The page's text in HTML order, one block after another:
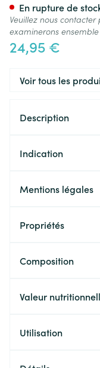
24,95 €
En rupture de
Veuillez nous
examinerons ensemble
Voir tous les
Description
Indication
Mentions légales
Propriétés
Composition
Valeur
Utilisation